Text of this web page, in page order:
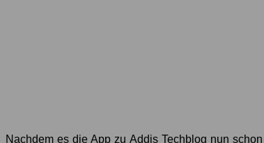
Nachdem es die App zu Addis Techblog nun